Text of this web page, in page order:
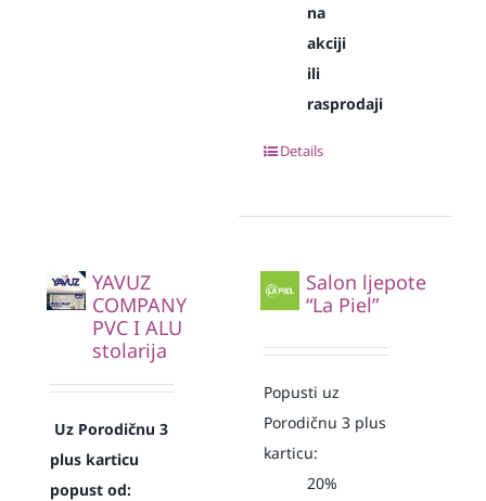
na
akciji
ili
rasprodaji
Details
YAVUZ
COMPANY
PVC I ALU
stolarija
Uz Porodičnu 3
plus karticu
popust od:
Salon ljepote
“La Piel”
Popusti uz
Porodičnu 3 plus
karticu:
20%